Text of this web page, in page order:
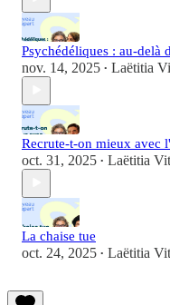
Psychédéliques : au-delà
nov. 14, 2025 • Laëtitia
Recrute-t-on mieux avec
oct. 31, 2025 • Laëtitia
La chaise tue
oct. 24, 2025 • Laëtitia